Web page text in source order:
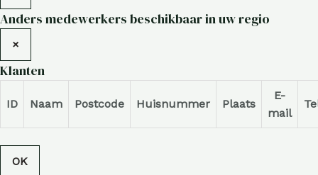
Anders medewerkers beschikbaar in uw regio
×
Klanten
ID Naam Postcode Huisnummer Plaats
E-
mail
OK